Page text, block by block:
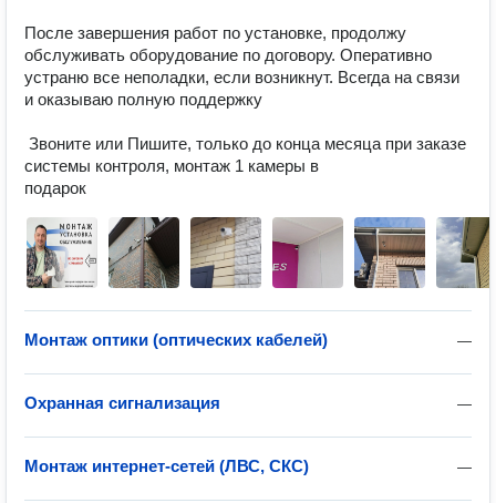
После завершения работ по установке, продолжу
обслуживать оборудование по договору. Оперативно
устраню все неполадки, если возникнут. Всегда на связи
и оказываю полную поддержку
системы контроля, монтаж 1 камеры в
подарок
—
Монтаж оптики (оптических кабелей)
—
Охранная сигнализация
—
Монтаж интернет-сетей (ЛВС, СКС)